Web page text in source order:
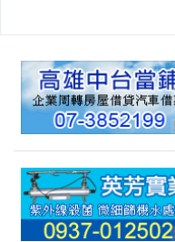
產業:營建設備服務
來自:中OO金O 詢價
時間:08/07 10:07
***iangmu01@gmail.com
請問貴司可以做12吋
產業:工設商設打樣
來自:NOOa 詢價
時間:08/07 10:07